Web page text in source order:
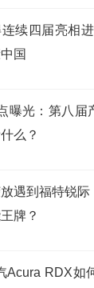
续四届亮相
国
曝光：第八届
么？
遇到福特锐
牌？
Acura RDX如